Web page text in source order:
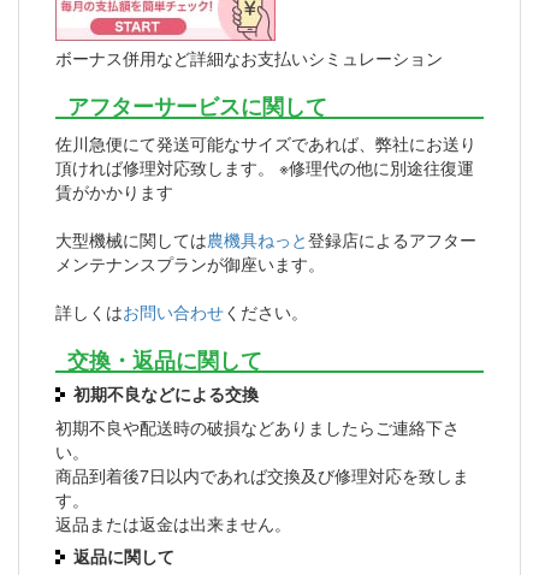
ボーナス併用など詳細なお支払いシミュレーション
アフターサービスに関して
佐川急便にて発送可能なサイズであれば、弊社にお送り
頂ければ修理対応致します。 ※修理代の他に別途往復運
賃がかかります
大型機械に関しては農機具ねっと登録店によるアフター
メンテナンスプランが御座います。
詳しくはお問い合わせください。
交換・返品に関して
初期不良などによる交換
初期不良や配送時の破損などありましたらご連絡下さ
い。
商品到着後7日以内であれば交換及び修理対応を致しま
す。
返品または返金は出来ません。
返品に関して